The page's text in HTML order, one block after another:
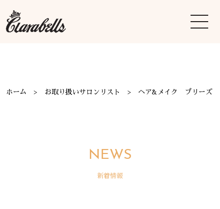
ホーム お取り扱いサロンリスト ヘア&メイク プリーズ
NEWS
新着情報